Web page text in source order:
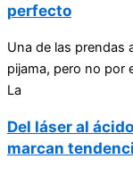
perfecto
Una de las prendas
pijama, pero no por
La
Del láser al
marcan